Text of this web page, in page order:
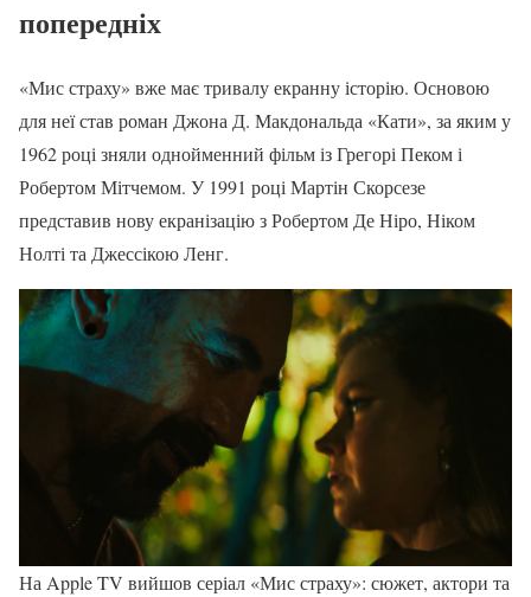
попередніх
«Мис страху» вже має тривалу екранну історію. Основою
для неї став роман Джона Д. Макдональда «Кати», за яким у
1962 році зняли однойменний фільм із Грегорі Пеком і
Робертом Мітчемом. У 1991 році Мартін Скорсезе
представив нову екранізацію з Робертом Де Ніро, Ніком
Нолті та Джессікою Ленг.
На Apple TV вийшов серіал «Мис страху»: сюжет, актори та